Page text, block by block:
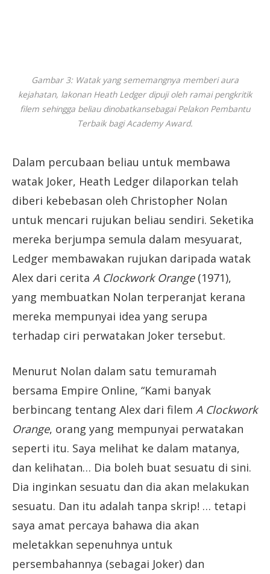
Gambar 3: Watak yang sememangnya memberi aura
kejahatan, lakonan Heath Ledger dipuji oleh ramai pengkritik
filem sehingga beliau dinobatkansebagai Pelakon Pembantu
Terbaik bagi Academy Award.
Dalam percubaan beliau untuk membawa
watak Joker, Heath Ledger dilaporkan telah
diberi kebebasan oleh Christopher Nolan
untuk mencari rujukan beliau sendiri. Seketika
mereka berjumpa semula dalam mesyuarat,
Ledger membawakan rujukan daripada watak
Alex dari cerita A Clockwork Orange(1971),
yang membuatkan Nolan terperanjat kerana
mereka mempunyai idea yang serupa
terhadap ciri perwatakan Joker tersebut.
Menurut Nolan dalam satu temuramah
bersama Empire Online, “Kami banyak
berbincang tentang Alex dari filem A Clockwork
Orange, orang yang mempunyai perwatakan
seperti itu. Saya melihat ke dalam matanya,
dan kelihatan… Dia boleh buat sesuatu di sini.
Dia inginkan sesuatu dan dia akan melakukan
sesuatu. Dan itu adalah tanpa skrip! … tetapi
saya amat percaya bahawa dia akan
meletakkan sepenuhnya untuk
persembahannya (sebagai Joker) dan